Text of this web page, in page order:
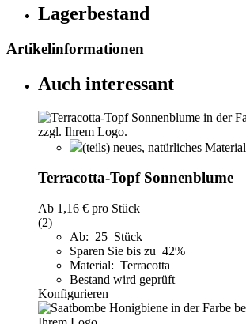
Lagerbestand
Artikelinformationen
Auch interessant
(teils) neues, natürliches Material
Terracotta-Topf Sonnenblume
Ab 1,16 € pro Stück
(2)
Ab: 25 Stück
Sparen Sie bis zu 42%
Material: Terracotta
Bestand wird geprüft
Konfigurieren